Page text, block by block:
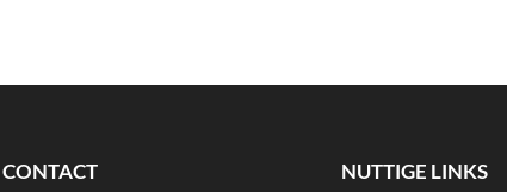
CONTACT NUTTIGE LINKS